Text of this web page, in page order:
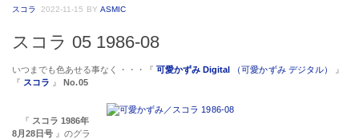
スコラ 2022-11-15 BY ASMIC
スコラ 05 1986-08
いつまでも色あせる事なく・・・『 可愛かずみ Digital （可愛かずみ デジタル）
』
『 スコラ 』No.05
『 スコラ 1986年
8月28日号 』のグラ